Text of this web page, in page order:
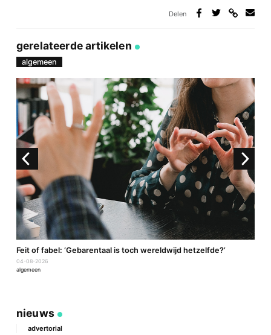
Delen
gerelateerde artikelen
algemeen
Feit of fabel: ‘Gebarentaal is toch wereldwijd hetzelfde?’
04-08-2026
algemeen
nieuws
advertorial